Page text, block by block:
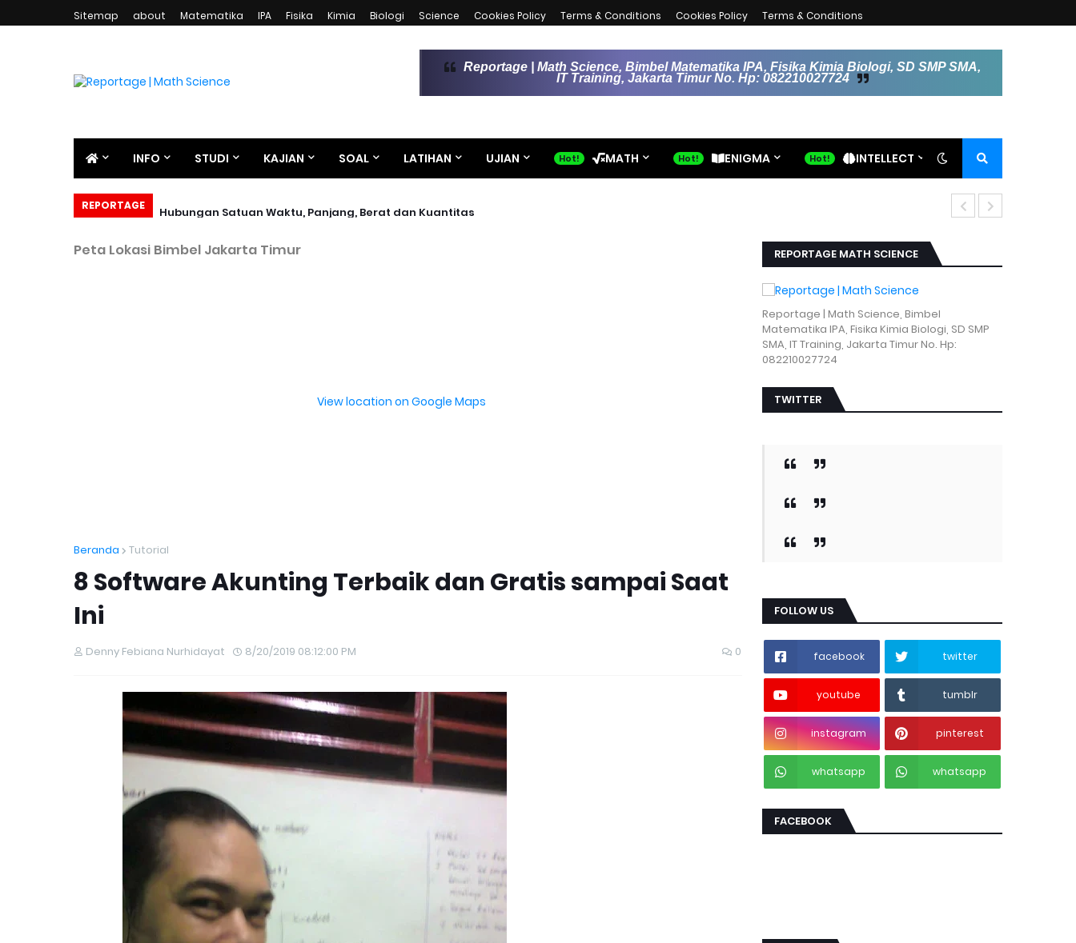
Sitemap about Matematika IPA Fisika Kimia Biologi Science Cookies Policy Terms & Conditions Cookies Policy Terms & Conditions
Reportage | Math Science, Bimbel Matematika IPA, Fisika Kimia Biologi, SD SMP SMA,
IT Training, Jakarta Timur No. Hp: 082210027724
INFO STUDI KAJIAN SOAL LATIHAN UJIAN MATH ENIGMA INTELLECT
REPORTAGE Hubungan Satuan Waktu, Panjang, Berat dan Kuantitas
Peta Lokasi Bimbel Jakarta Timur
View location on Google Maps
Beranda Tutorial
8 Software Akunting Terbaik dan Gratis sampai Saat
Ini
Denny Febiana Nurhidayat 8/20/2019 08:12:00 PM 0
REPORTAGE MATH SCIENCE
Reportage | Math Science, Bimbel
Matematika IPA, Fisika Kimia Biologi, SD SMP
SMA, IT Training, Jakarta Timur No. Hp:
082210027724
TWITTER
FOLLOW US
facebook twitter
youtube tumblr
instagram pinterest
whatsapp whatsapp
FACEBOOK